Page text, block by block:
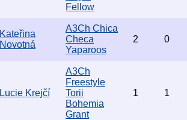
Fellow
Kateřina
Novotná
A3Ch Chica
Checa
Yaparoos
2 0
Lucie Krejčí
A3Ch
Freestyle
Torii
Bohemia
Grant
1 1